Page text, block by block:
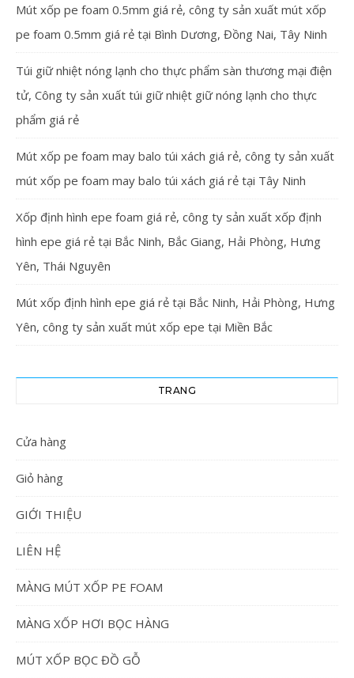
Mút xốp pe foam 0.5mm giá rẻ, công ty sản xuất mút xốp
pe foam 0.5mm giá rẻ tại Bình Dương, Đồng Nai, Tây Ninh
Túi giữ nhiệt nóng lạnh cho thực phẩm sàn thương mại điện
tử, Công ty sản xuất túi giữ nhiệt giữ nóng lạnh cho thực
phẩm giá rẻ
Mút xốp pe foam may balo túi xách giá rẻ, công ty sản xuất
mút xốp pe foam may balo túi xách giá rẻ tại Tây Ninh
Xốp định hình epe foam giá rẻ, công ty sản xuất xốp định
hình epe giá rẻ tại Bắc Ninh, Bắc Giang, Hải Phòng, Hưng
Yên, Thái Nguyên
Mút xốp định hình epe giá rẻ tại Bắc Ninh, Hải Phòng, Hưng
Yên, công ty sản xuất mút xốp epe tại Miền Bắc
TRANG
Cửa hàng
Giỏ hàng
GIỚI THIỆU
LIÊN HỆ
MÀNG MÚT XỐP PE FOAM
MÀNG XỐP HƠI BỌC HÀNG
MÚT XỐP BỌC ĐỒ GỖ